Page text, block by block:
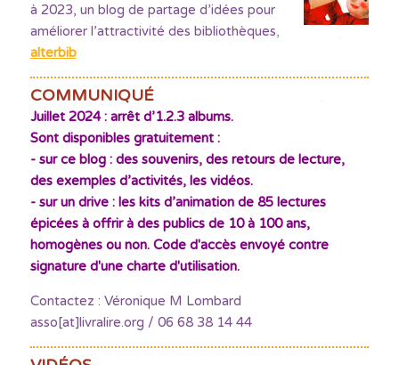
à 2023, un blog de partage d’idées pour
améliorer l’attractivité des bibliothèques,
alterbib
COMMUNIQUÉ
Juillet 2024 : arrêt d’1.2.3 albums.
Sont disponibles gratuitement :
- sur ce blog : des souvenirs, des retours de lecture,
des exemples d’activités, les vidéos.
- sur un drive : les kits d’animation de 85 lectures
épicées à offrir à des publics de 10 à 100 ans,
homogènes ou non. Code d'accès envoyé contre
signature d'une charte d'utilisation.
Contactez : Véronique M Lombard
asso[at]livralire.org / 06 68 38 14 44